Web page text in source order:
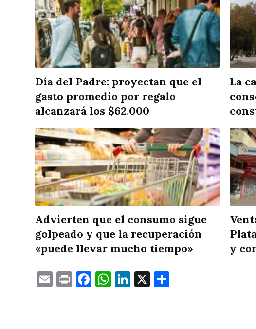
Día del Padre: proyectan que el
gasto promedio por regalo
alcanzará los $62.000
La
Advierten que el consumo sigue
golpeado y que la recuperación
«puede llevar mucho tiempo»
y
EmailPrintFacebook
WhatsApp
LinkedIn
X